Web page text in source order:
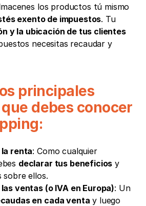
exento de impuestos
. Tu
y la ubicación de tus clientes
necesitas recaudar y
principales
debes conocer
renta: Como cualquier
declarar tus beneficios y
sobre ellos.
ventas (o IVA en Europa): Un
en cada venta y luego